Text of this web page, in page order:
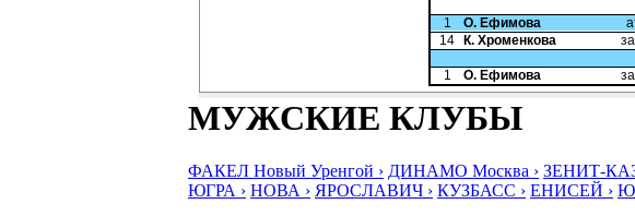
1
О. Ефимова
14
К. Хроменкова
1
О. Ефимова
МУЖСКИЕ КЛУБЫ
ФАКЕЛ Новый Уренгой › ДИНАМО Москва › ЗЕНИТ-
ЮГРА › НОВА › ЯРОСЛАВИЧ › КУЗБАСС › ЕНИСЕЙ ›